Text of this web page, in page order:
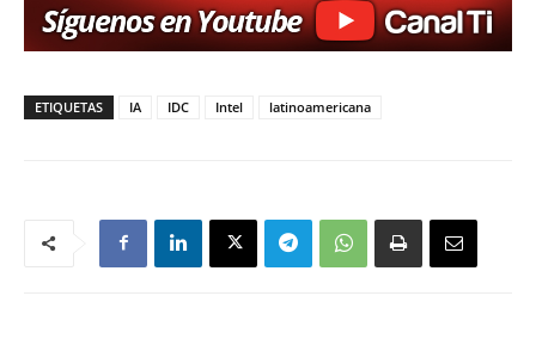
ETIQUETAS IA IDC Intel latinoamericana